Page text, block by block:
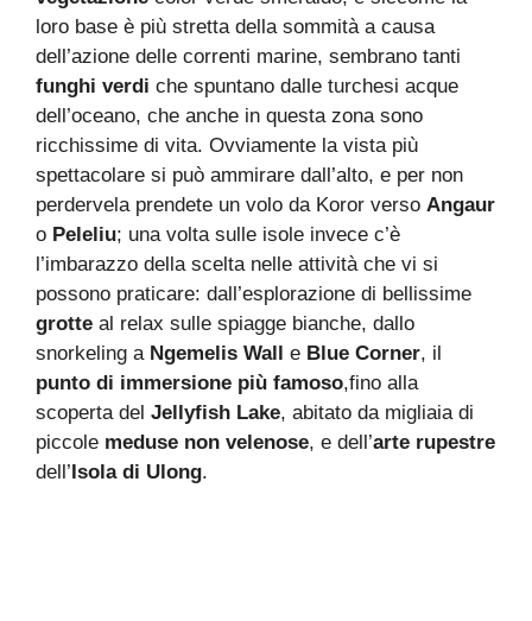
loro base è più stretta della sommità a causa
dell’azione delle correnti marine, sembrano tanti
funghi verdi che spuntano dalle turchesi acque
dell’oceano, che anche in questa zona sono
ricchissime di vita. Ovviamente la vista più
spettacolare si può ammirare dall’alto, e per non
perdervela prendete un volo da Koror verso Angaur
o Peleliu; una volta sulle isole invece c’è
l’imbarazzo della scelta nelle attività che vi si
possono praticare: dall’esplorazione di bellissime
grotte al relax sulle spiagge bianche, dallo
snorkeling a Ngemelis Wall e Blue Corner, il
punto di immersione più famoso,fino alla
scoperta del Jellyfish Lake, abitato da migliaia di
piccole meduse non velenose, e dell’arte rupestre
dell’Isola di Ulong.